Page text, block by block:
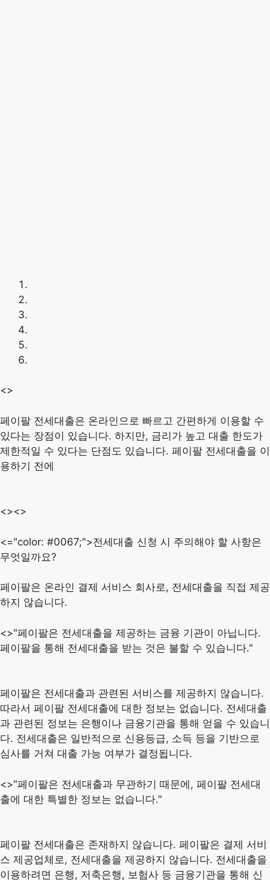
<>
페이팔 전세대출은 온라인으로 빠르고 간편하게 이용할 수
있다는 장점이 있습니다. 하지만, 금리가 높고 대출 한도가
제한적일 수 있다는 단점도 있습니다. 페이팔 전세대출을 이
용하기 전에
<><>
<="color: #0067;">전세대출 신청 시 주의해야 할 사항은
무엇일까요?
페이팔은 온라인 결제 서비스 회사로, 전세대출을 직접 제공
하지 않습니다.
<>"페이팔은 전세대출을 제공하는 금융 기관이 아닙니다.
페이팔을 통해 전세대출을 받는 것은 불할 수 있습니다."
페이팔은 전세대출과 관련된 서비스를 제공하지 않습니다.
따라서 페이팔 전세대출에 대한 정보는 없습니다. 전세대출
과 관련된 정보는 은행이나 금융기관을 통해 얻을 수 있습니
다. 전세대출은 일반적으로 신용등급, 소득 등을 기반으로
심사를 거쳐 대출 가능 여부가 결정됩니다.
<>"페이팔은 전세대출과 무관하기 때문에, 페이팔 전세대
출에 대한 특별한 정보는 없습니다."
페이팔 전세대출은 존재하지 않습니다. 페이팔은 결제 서비
스 제공업체로, 전세대출을 제공하지 않습니다. 전세대출을
이용하려면 은행, 저축은행, 보험사 등 금융기관을 통해 신